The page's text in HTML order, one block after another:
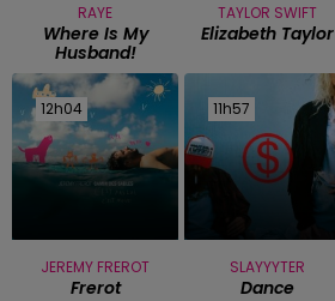
RAYE
Where Is My
Husband!
TAYLOR SWIFT
Elizabeth Taylor
12h04
12h04
JEREMY FREROT
Frerot
11h57
11h57
SLAYYYTER
Dance